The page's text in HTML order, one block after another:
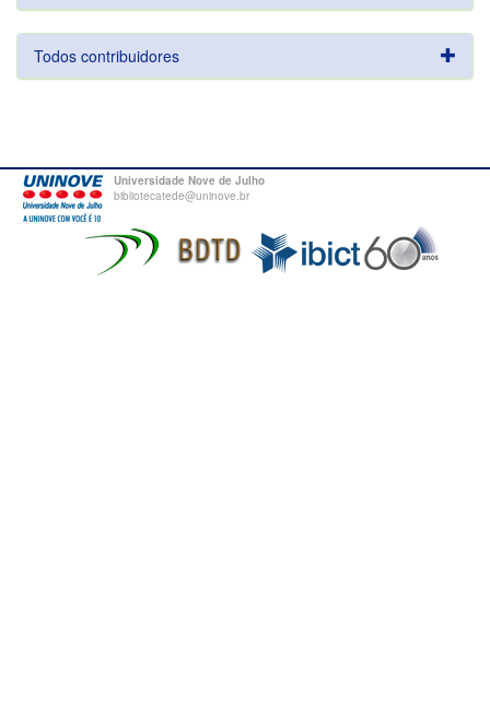
Todos contribuidores
Universidade Nove de Julho
bibliotecatede@uninove.br